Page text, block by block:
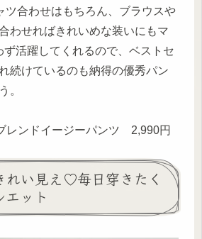
ツ合わせはもちろん、ブラウスや
わせればきれいめな装いにもマ
ず活躍してくれるので、ベストセ
続けているのも納得の優秀パン
。
レンドイージーパンツ 2,990円
れい見え♡毎日穿きたく
エット